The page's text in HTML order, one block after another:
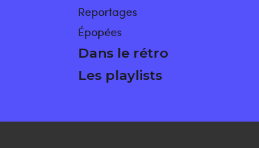
Reportages
Épopées
Dans le rétro
Les playlists